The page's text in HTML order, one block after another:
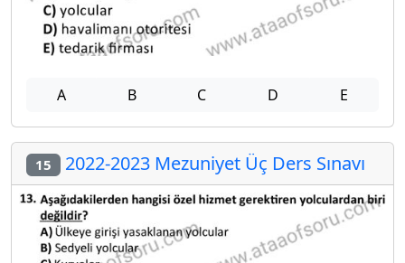
A B C D E
15 2022-2023 Mezuniyet Üç Ders Sınavı